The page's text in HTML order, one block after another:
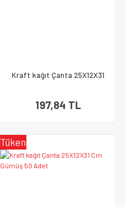
Kraft kağıt Çanta 25X12X31
197,84 TL
Tükendi